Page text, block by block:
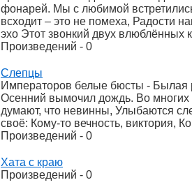
фонарей. Мы с любимой
всходит – это не помеха, Радости
эхо Этот звонкий двух влюблённых
Произведений - 0
Слепцы
Императоров белые бюсты - Былая
Осенний вымочил дождь. Во
думают, что невинны, Улыбаются
своё: Кому-то вечность, виктория,
Произведений - 0
Хата с краю
Произведений - 0